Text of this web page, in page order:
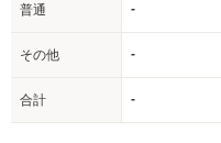
普通 -
その他 -
合計 -